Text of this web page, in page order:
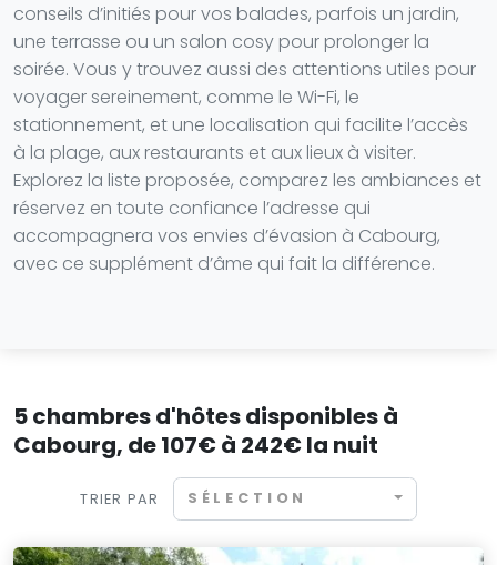
conseils d’initiés pour vos balades, parfois un jardin,
une terrasse ou un salon cosy pour prolonger la
soirée. Vous y trouvez aussi des attentions utiles pour
voyager sereinement, comme le Wi-Fi, le
stationnement, et une localisation qui facilite l’accès
à la plage, aux restaurants et aux lieux à visiter.
Explorez la liste proposée, comparez les ambiances et
réservez en toute confiance l’adresse qui
accompagnera vos envies d’évasion à Cabourg,
avec ce supplément d’âme qui fait la différence.
5 chambres d'hôtes disponibles à
Cabourg, de 107€ à 242€ la nuit
TRIER PAR SÉLECTION